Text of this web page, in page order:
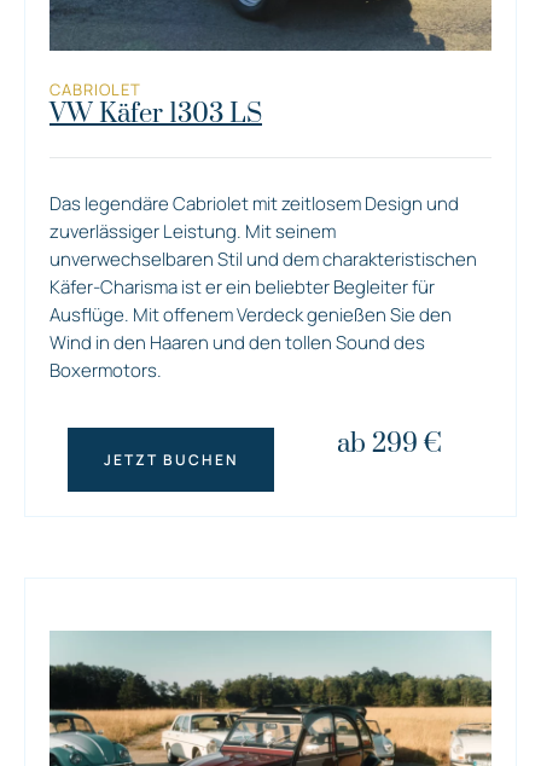
CABRIOLET
VW Käfer 1303 LS
Das legendäre Cabriolet mit zeitlosem Design und
zuverlässiger Leistung. Mit seinem
unverwechselbaren Stil und dem charakteristischen
Käfer-Charisma ist er ein beliebter Begleiter für
Ausflüge. Mit offenem Verdeck genießen Sie den
Wind in den Haaren und den tollen Sound des
Boxermotors.
JETZT BUCHEN ab 299 €